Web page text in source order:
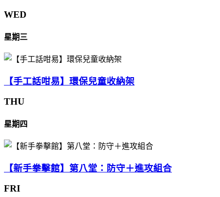
WED
星期三
【手工話咁易】環保兒童收納架
THU
星期四
【新手拳擊館】第八堂：防守＋進攻組合
FRI